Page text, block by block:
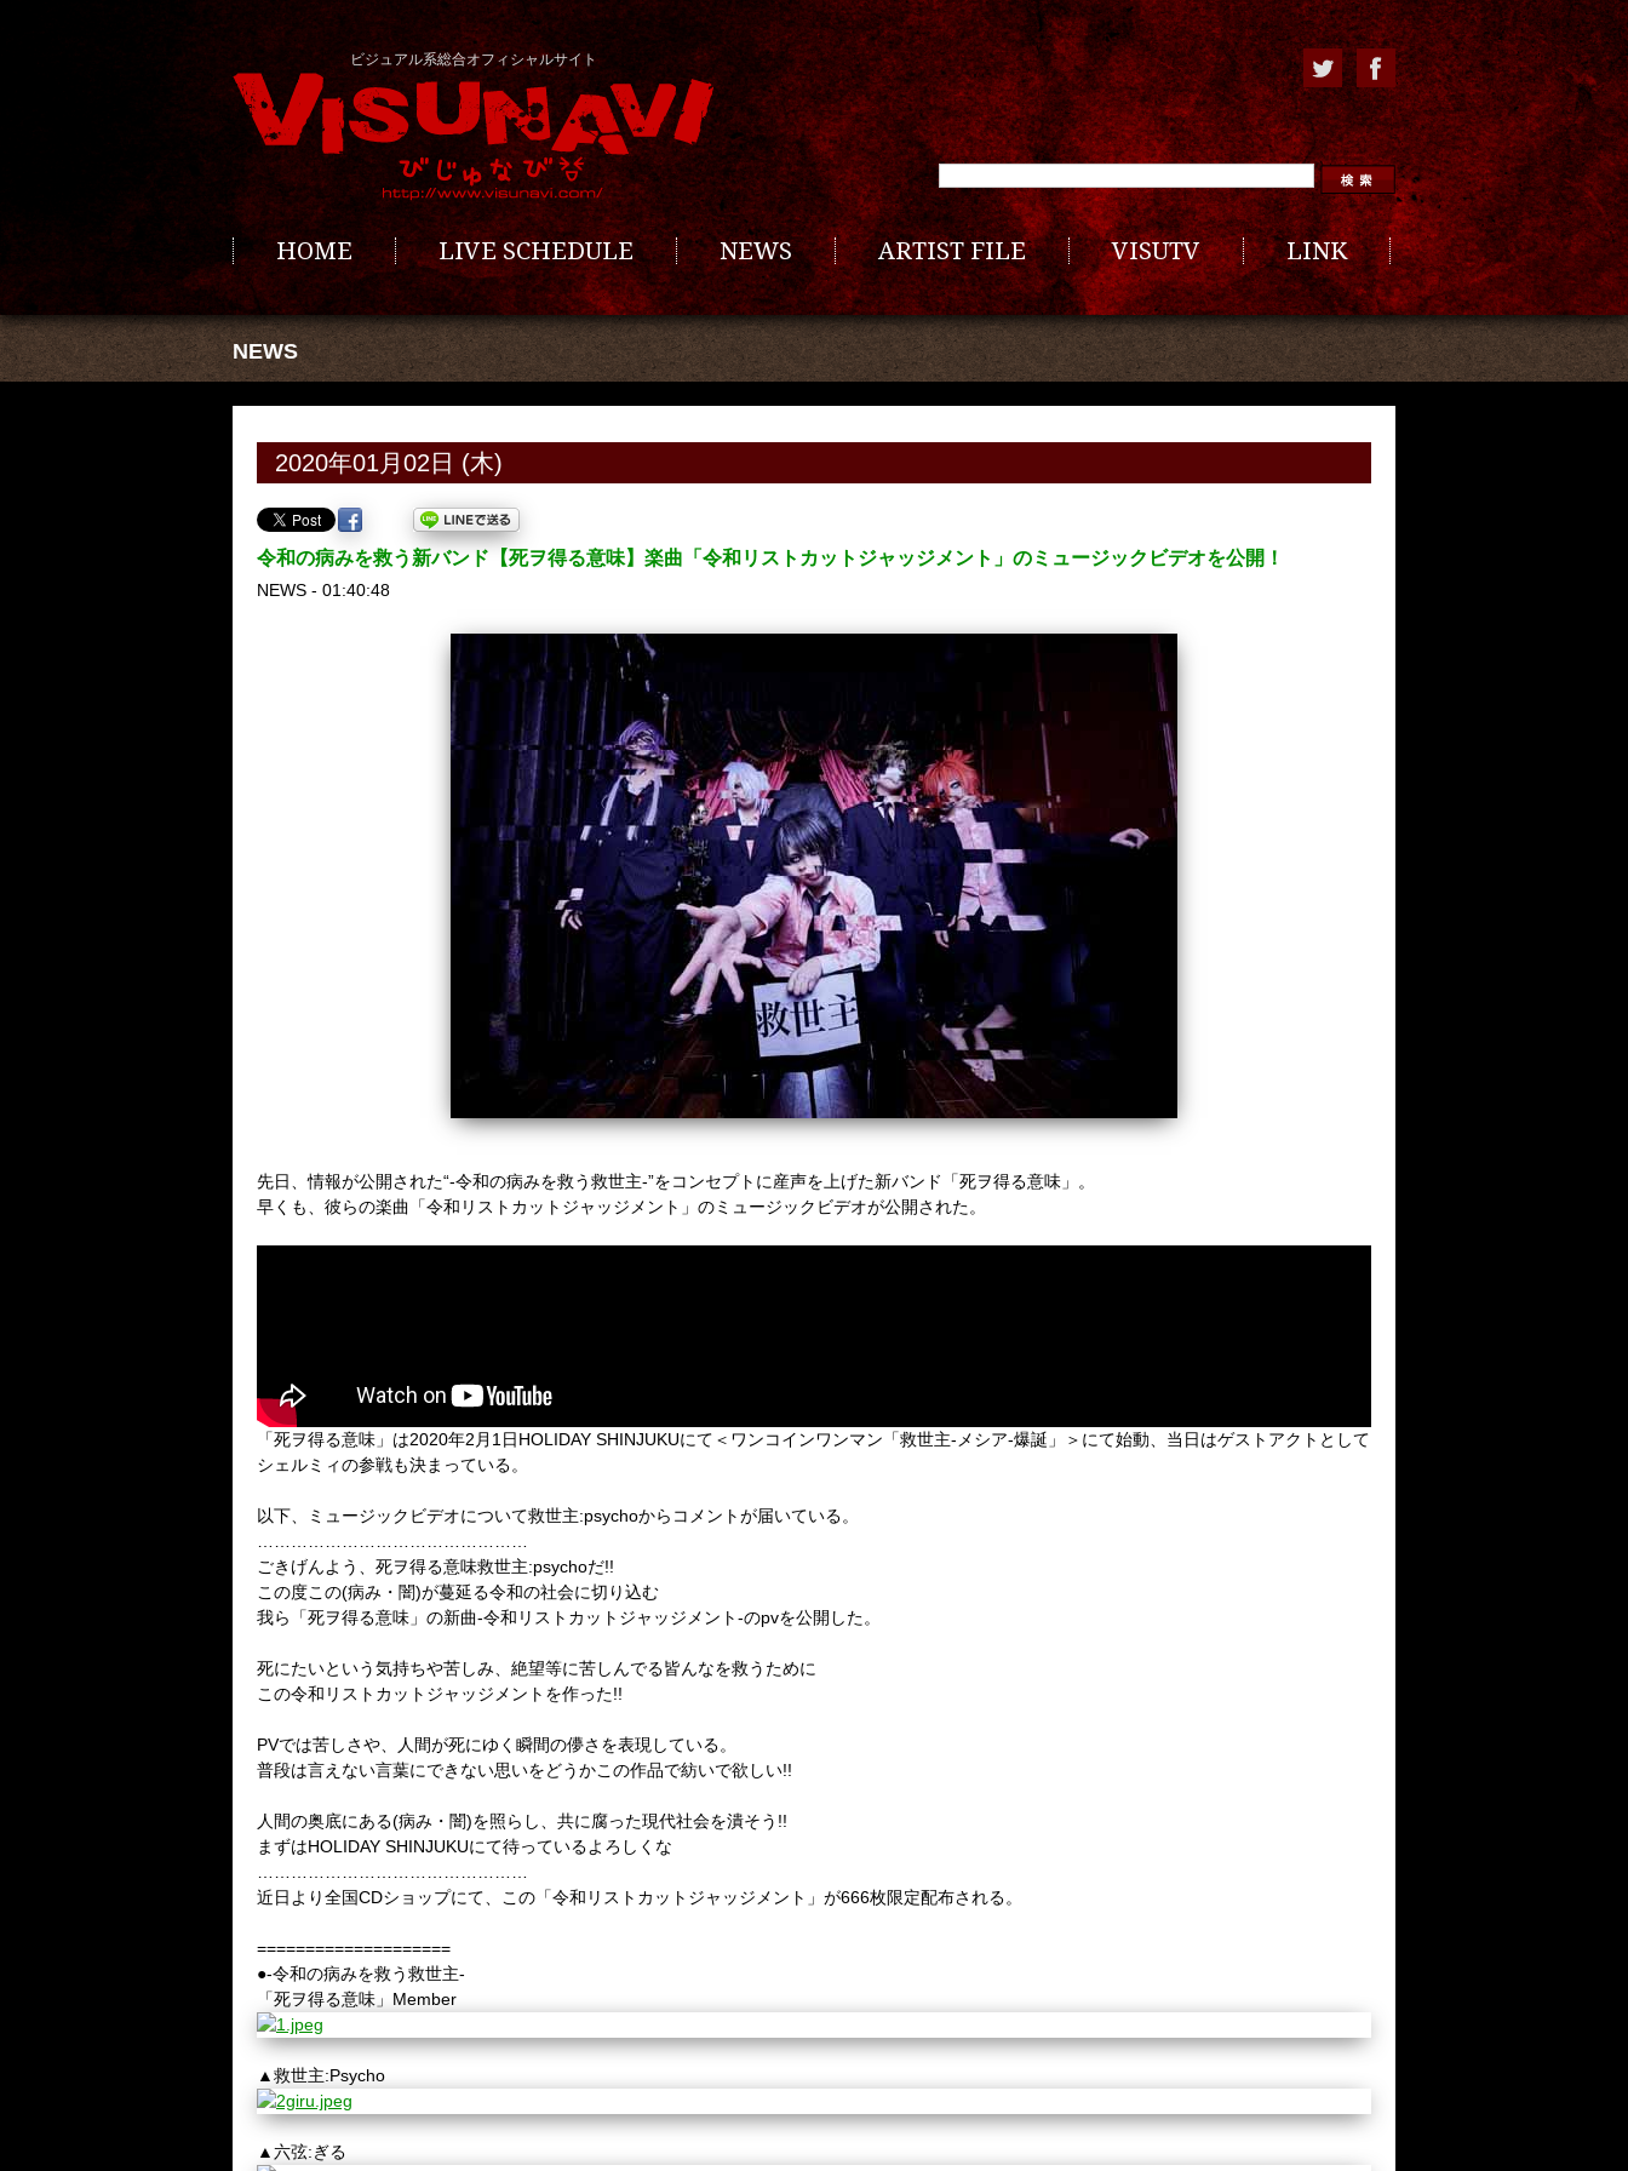
ビジュアル系総合オフィシャルサイト
HOME LIVE SCHEDULE NEWS ARTIST FILE VISUTV LINK
NEWS
2020年01月02日 (木)
令和の病みを救う新バンド【死ヲ得る意味】楽曲「令和リストカットジャッジメント」のミュージックビデオを公開！
NEWS - 01:40:48
先日、情報が公開された“-令和の病みを救う救世主-”をコンセプトに産声を上げた新バンド「死ヲ得る意味」。
早くも、彼らの楽曲「令和リストカットジャッジメント」のミュージックビデオが公開された。
「死ヲ得る意味」は2020年2月1日HOLIDAY SHINJUKUにて＜ワンコインワンマン「救世主-メシア-爆誕」＞にて始動、当日はゲストアクトとして
シェルミィの参戦も決まっている。
以下、ミュージックビデオについて救世主:psychoからコメントが届いている。
ごきげんよう、死ヲ得る意味救世主:psychoだ!!
この度この(病み・闇)が蔓延る令和の社会に切り込む
我ら「死ヲ得る意味」の新曲-令和リストカットジャッジメント-のpvを公開した。
死にたいという気持ちや苦しみ、絶望等に苦しんでる皆んなを救うために
この令和リストカットジャッジメントを作った!!
PVでは苦しさや、人間が死にゆく瞬間の儚さを表現している。
普段は言えない言葉にできない思いをどうかこの作品で紡いで欲しい!!
人間の奥底にある(病み・闇)を照らし、共に腐った現代社会を潰そう!!
まずはHOLIDAY SHINJUKUにて待っているよろしくな
近日より全国CDショップにて、この「令和リストカットジャッジメント」が666枚限定配布される。
====================
●-令和の病みを救う救世主-
「死ヲ得る意味」Member
▲救世主:Psycho
▲六弦:ぎる